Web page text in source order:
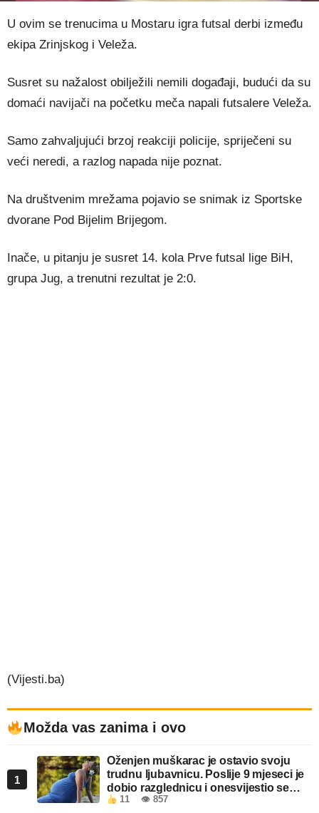
U ovim se trenucima u Mostaru igra futsal derbi između
ekipa Zrinjskog i Veleža.
Susret su nažalost obilježili nemili događaji, budući da su
domaći navijači na početku meča napali futsalere Veleža.
Samo zahvaljujući brzoj reakciji policije, spriječeni su
veći neredi, a razlog napada nije poznat.
Na društvenim mrežama pojavio se snimak iz Sportske
dvorane Pod Bijelim Brijegom.
Inače, u pitanju je susret 14. kola Prve futsal lige BiH,
grupa Jug, a trenutni rezultat je 2:0.
(Vijesti.ba)
Možda vas zanima i ovo
1
Oženjen muškarac je ostavio svoju
trudnu ljubavnicu. Poslije 9 mjeseci je
dobio razglednicu i onesvijestio se
kada je pročitao šta piše!
11 👁 857